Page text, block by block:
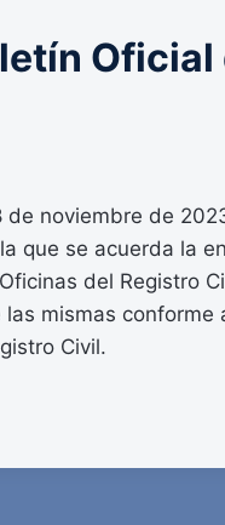
Oficial
noviembre de
que se acuerda la
del Registro
mismas
Civil.